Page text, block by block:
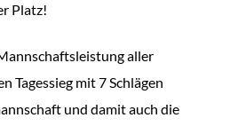
Platz!
aller
Tagessieg mit 7 Schlägen
und damit auch die